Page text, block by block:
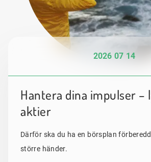
2026 07 14
Hantera dina impulser –
aktier
Därför ska du ha en börsplan
större händer.